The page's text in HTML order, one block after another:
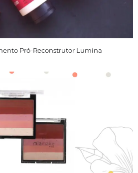
Pró-Reconstrutor Lumina